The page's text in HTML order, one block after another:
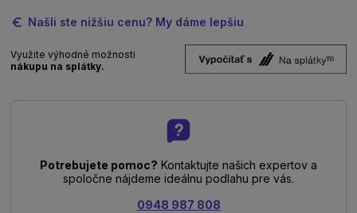
Našli ste nižšiu cenu? My dáme lepšiu
Využite výhodné možnosti
nákupu na splátky.
Potrebujete pomoc? Kontaktujte našich expertov a
spoločne nájdeme ideálnu podlahu pre vás.
0948 987 808